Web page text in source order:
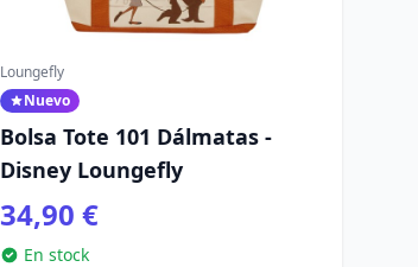
Loungefly
Nuevo
Bolsa Tote 101 Dálmatas -
Disney Loungefly
34,90 €
En stock